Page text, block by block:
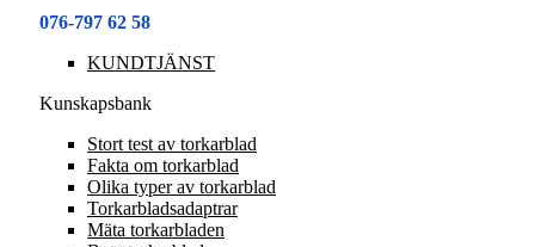
076-797 62 58
KUNDTJÄNST
Kunskapsbank
Stort test av torkarblad
Fakta om torkarblad
Olika typer av torkarblad
Torkarbladsadaptrar
Mäta torkarbladen